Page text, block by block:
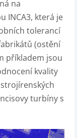
na
INCA3, která je
tolerancí
(ostění
příkladem jsou
kvality
turbíny s